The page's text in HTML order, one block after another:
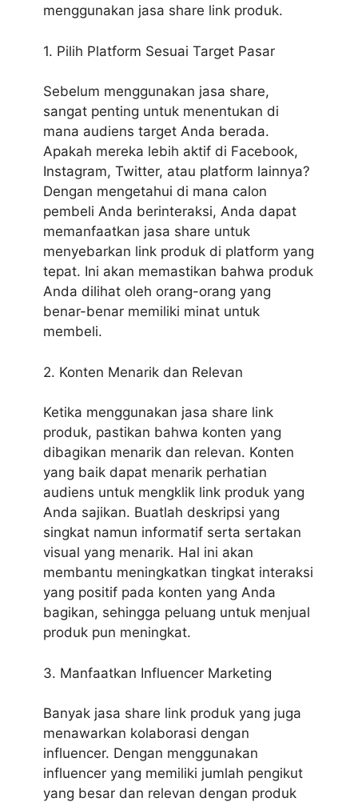
menggunakan jasa share link produk.
1. Pilih Platform Sesuai Target Pasar
Sebelum menggunakan jasa share,
sangat penting untuk menentukan di
mana audiens target Anda berada.
Apakah mereka lebih aktif di Facebook,
Instagram, Twitter, atau platform lainnya?
Dengan mengetahui di mana calon
pembeli Anda berinteraksi, Anda dapat
memanfaatkan jasa share untuk
menyebarkan link produk di platform yang
tepat. Ini akan memastikan bahwa produk
Anda dilihat oleh orang-orang yang
benar-benar memiliki minat untuk
membeli.
2. Konten Menarik dan Relevan
Ketika menggunakan jasa share link
produk, pastikan bahwa konten yang
dibagikan menarik dan relevan. Konten
yang baik dapat menarik perhatian
audiens untuk mengklik link produk yang
Anda sajikan. Buatlah deskripsi yang
singkat namun informatif serta sertakan
visual yang menarik. Hal ini akan
membantu meningkatkan tingkat interaksi
yang positif pada konten yang Anda
bagikan, sehingga peluang untuk menjual
produk pun meningkat.
3. Manfaatkan Influencer Marketing
Banyak jasa share link produk yang juga
menawarkan kolaborasi dengan
influencer. Dengan menggunakan
influencer yang memiliki jumlah pengikut
yang besar dan relevan dengan produk